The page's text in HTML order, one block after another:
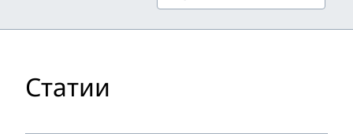
Статии